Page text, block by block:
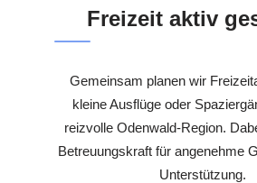
Freizeit aktiv
Gemeinsam planen wir
kleine Ausflüge oder
reizvolle Odenwald-Region.
Betreuungskraft für angenehme
Unterstützung.